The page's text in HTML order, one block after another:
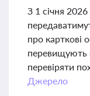
З 1 січня
про карткові
перевищують
перевіряти
Джерело